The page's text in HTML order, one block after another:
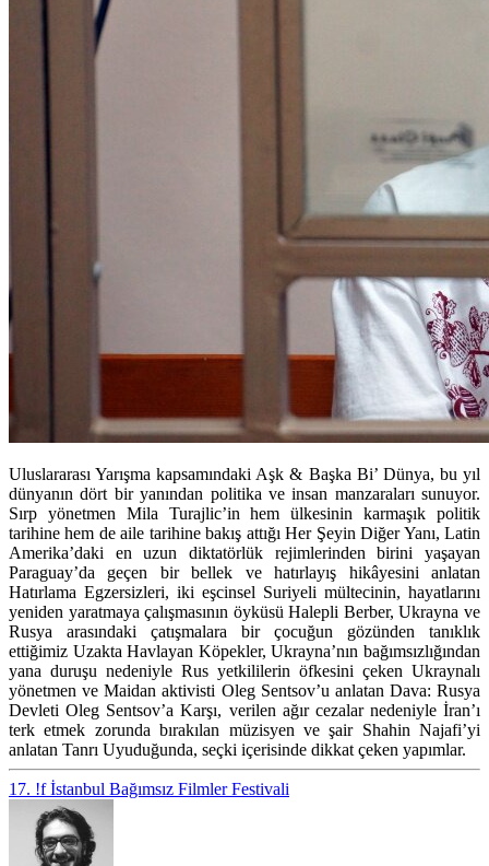
Uluslararası Yarışma kapsamındaki Aşk & Başka Bi’ Dünya, bu yıl
dünyanın dört bir yanından politika ve insan manzaraları sunuyor.
Sırp yönetmen Mila Turajlic’in hem ülkesinin karmaşık politik
tarihine hem de aile tarihine bakış attığıHer Şeyin Diğer Yanı, Latin
Amerika’daki en uzun diktatörlük rejimlerinden birini yaşayan
Paraguay’da geçen bir bellek ve hatırlayış hikâyesini anlatan
Hatırlama Egzersizleri, iki eşcinsel Suriyeli mültecinin, hayatlarını
yeniden yaratmaya çalışmasının öyküsüHalepli Berber, Ukrayna ve
Rusya arasındaki çatışmalara bir çocuğun gözünden tanıklık
ettiğimiz Uzakta Havlayan Köpekler, Ukrayna’nın bağımsızlığından
yana duruşu nedeniyle Rus yetkililerin öfkesini çeken Ukraynalı
yönetmen ve Maidan aktivisti Oleg Sentsov’u anlatan Dava: Rusya
Devleti Oleg Sentsov’a Karşı, verilen ağır cezalar nedeniyle İran’ı
terk etmek zorunda bırakılan müzisyen ve şair Shahin Najafi’yi
anlatan Tanrı Uyuduğunda, seçki içerisinde dikkat çeken yapımlar.
17. !f İstanbul Bağımsız Filmler Festivali